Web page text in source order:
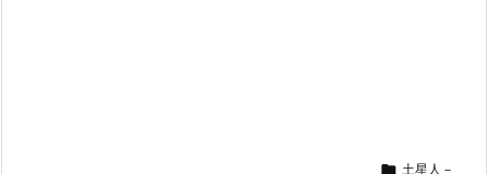
 土星人－